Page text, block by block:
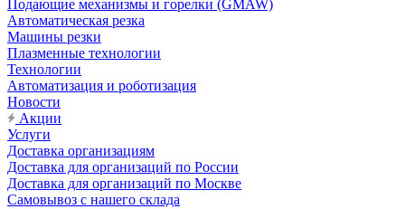
Подающие механизмы и горелки (GMAW)
Автоматическая резка
Машины резки
Плазменные технологии
Технологии
Автоматизация и роботизация
Новости
Акции
Услуги
Доставка организациям
Доставка для организаций по России
Доставка для организаций по Москве
Самовывоз с нашего склада